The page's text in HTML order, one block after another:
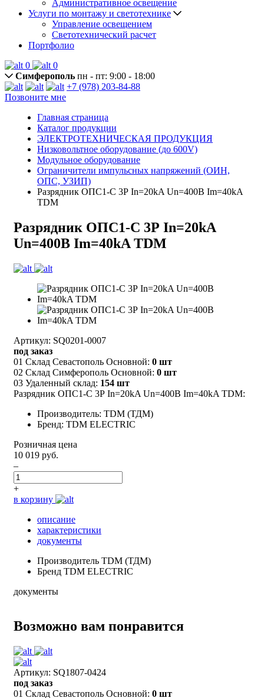
Административное освещение
Услуги по монтажу и светотехнике
Управление освещением
Светотехнический расчет
Портфолио
0
0
Симферополь пн - пт: 9:00 - 18:00
+7 (978) 203-84-88
Позвоните мне
Главная страница
Каталог продукции
ЭЛЕКТРОТЕХНИЧЕСКАЯ ПРОДУКЦИЯ
Низковольтное оборудование (до 600V)
Модульное оборудование
Ограничители импульсных напряжений (ОИН,
ОПС, УЗИП)
Разрядник ОПС1-C 3Р In=20kA Un=400B Im=40kA
TDM
Разрядник ОПС1-C 3Р In=20kA
Un=400B Im=40kA TDM
Артикул: SQ0201-0007
под заказ
01 Склад Севастополь Основной: 0 шт
02 Склад Симферополь Основной: 0 шт
03 Удаленный склад: 154 шт
Разрядник ОПС1-C 3Р In=20kA Un=400B Im=40kA TDM:
Производитель: TDM (ТДМ)
Бренд: TDM ELECTRIC
Розничная цена
10 019 руб.
–
+
в корзину
описание
характеристики
документы
Производитель TDM (ТДМ)
Бренд TDM ELECTRIC
документы
Возможно вам понравится
Артикул: SQ1807-0424
под заказ
01 Склад Севастополь Основной: 0 шт